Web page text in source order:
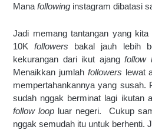
Mana following instagram dibatasi
Jadi memang tantangan yang
10K followers bakal jauh lebih
kekurangan dari ikut ajang follow
Menaikkan jumlah followers lewat
mempertahankannya yang susah.
sudah nggak berminat lagi ikutan
follow loop luar negeri.  Cukup
nggak semudah itu untuk berhenti.